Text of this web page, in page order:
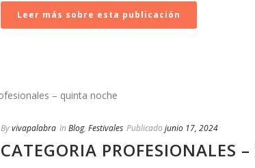
Leer más sobre esta publicación
Byvivapalabra In Blog, Festivales Publicado junio 17, 2024
CATEGORIA PROFESIONALES